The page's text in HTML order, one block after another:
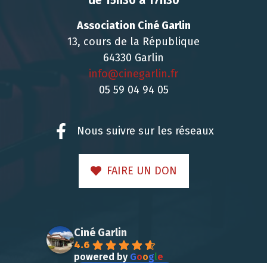
Association Ciné Garlin
13, cours de la République
64330 Garlin
info@cinegarlin.fr
05 59 04 94 05
Nous suivre sur les réseaux
FAIRE UN DON
Ciné Garlin
4.6
powered by Google